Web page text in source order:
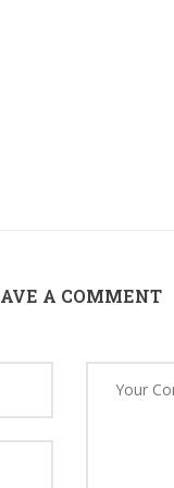
A COMMENT